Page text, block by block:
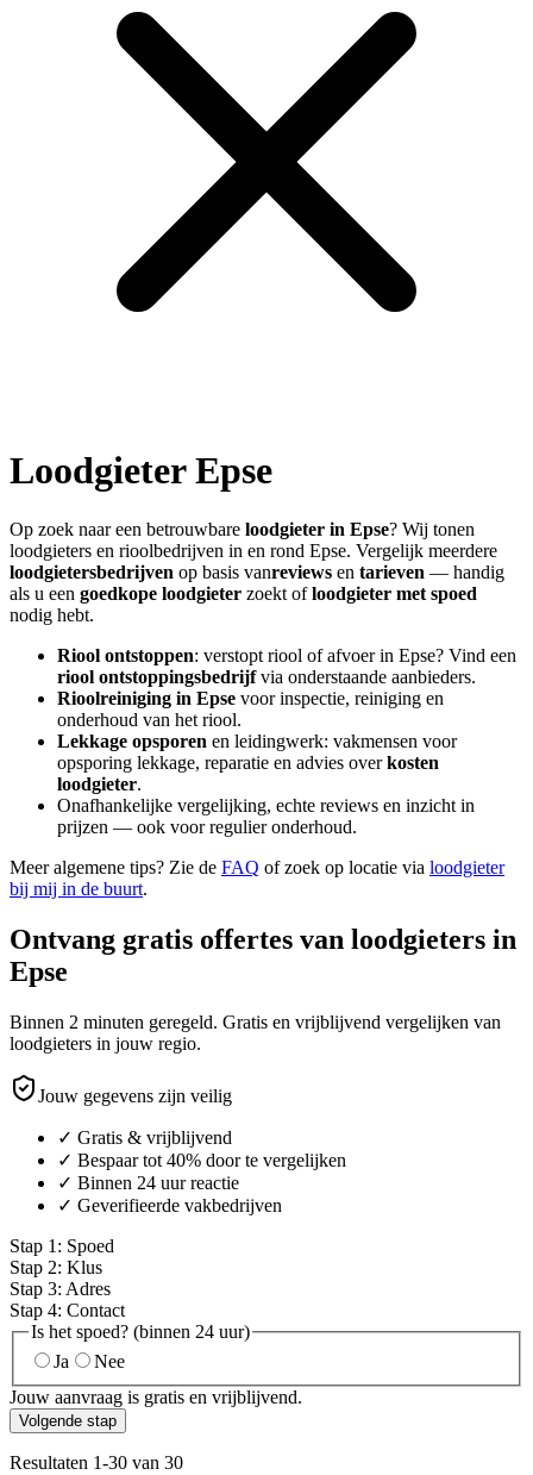
LoodgieterEpse
Op zoek naar een betrouwbare loodgieter in Epse? Wij tonen
loodgieters en rioolbedrijven in en rond Epse. Vergelijk meerdere
loodgietersbedrijven op basis vanreviews en tarieven — handig
als u een goedkope loodgieter zoekt ofloodgieter met spoed
nodig hebt.
Riool ontstoppen: verstopt riool of afvoer in Epse? Vind een
riool ontstoppingsbedrijfvia onderstaande aanbieders.
Rioolreiniging in Epse voor inspectie, reiniging en
onderhoud van het riool.
Lekkage opsporen en leidingwerk: vakmensen voor
opsporing lekkage, reparatie en advies overkosten
loodgieter.
Onafhankelijke vergelijking, echte reviews en inzicht in
prijzen — ook voor regulier onderhoud.
Meer algemene tips? Zie de FAQ of zoek op locatie via loodgieter
bij mij in de buurt.
Ontvang gratis offertes van loodgieters in
Epse
Binnen 2 minuten geregeld. Gratis en vrijblijvend vergelijken van
loodgieters in jouw regio.
Jouw gegevens zijn veilig
✓ Gratis & vrijblijvend
✓ Bespaar tot 40% door te vergelijken
✓ Binnen 24 uur reactie
✓ Geverifieerde vakbedrijven
Stap 1 : Spoed
Stap 2: Klus
Stap 3: Adres
Stap 4: Contact
Is het spoed? (binnen 24 uur)
Ja
Nee
Jouw aanvraag is gratis en vrijblijvend.
Volgende stap
Resultaten 1-30 van 30